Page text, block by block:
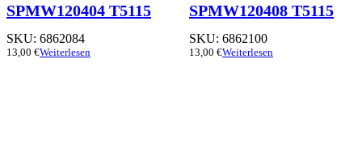
SPMW120404 T5115
SKU: 6862084
13,00 €Weiterlesen
SPMW120408 T5115
SKU: 6862100
13,00 €Weiterlesen